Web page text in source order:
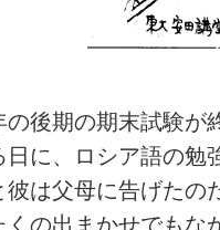
後期の期末試験が
日に、ロシア語の勉
彼は父母に告げたの
くの出まかせでもな